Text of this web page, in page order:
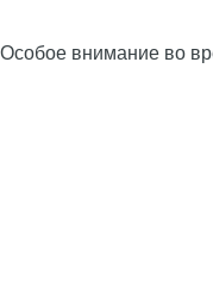
Особое внимание во